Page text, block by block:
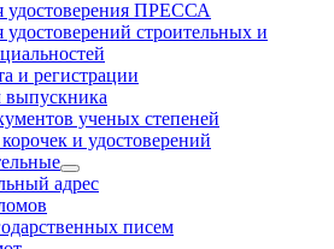
удостоверения ПРЕССА
удостоверений строительных и
и регистрации
ученых степеней
и удостоверений
адрес
писем